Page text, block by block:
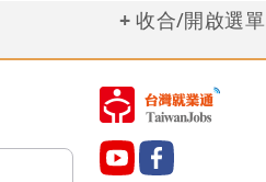
收合/開啟選單